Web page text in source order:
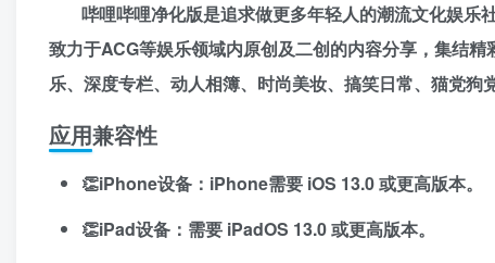
哔哩哔哩净化版是追求做更多年轻人的潮流文化娱乐
致力于ACG等娱乐领域内原创及二创的内容分享，集结
乐、深度专栏、动人相簿、时尚美妆、搞笑日常、猫党
应用兼容性
👏iPhone设备：iPhone需要 iOS 13.0 或更高版本。
👏iPad设备：需要 iPadOS 13.0 或更高版本。